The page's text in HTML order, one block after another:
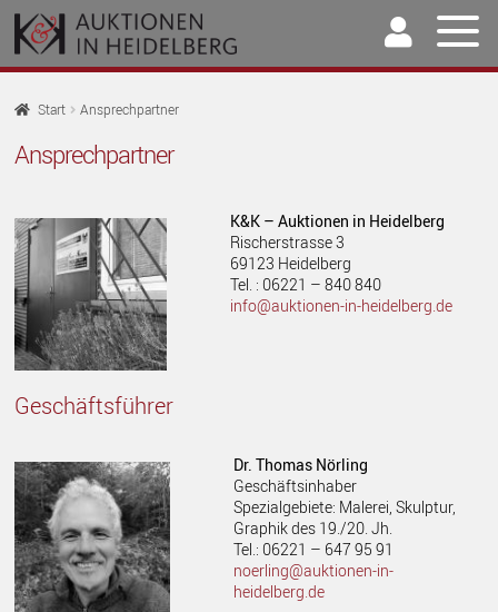
Zur
Navigation
springen
Springe
zum
Inhalt
Home
Auktionen
Archiv
Unser Team
Ansprechpartner
Über uns
Start Ansprechpartner
Ansprechpartner
K&K – Auktionen in Heidelberg
Rischerstrasse 3
69123 Heidelberg
Tel. : 06221 – 840 840
info@auktionen-in-heidelberg.de
Geschäftsführer
Dr. Thomas Nörling
Geschäftsinhaber
Spezialgebiete: Malerei, Skulptur,
Graphik des 19./20. Jh.
Tel.: 06221 – 647 95 91
noerling@auktionen-in-
heidelberg.de